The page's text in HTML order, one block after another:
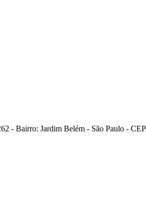
- Bairro: Jardim Belém - São Paulo -